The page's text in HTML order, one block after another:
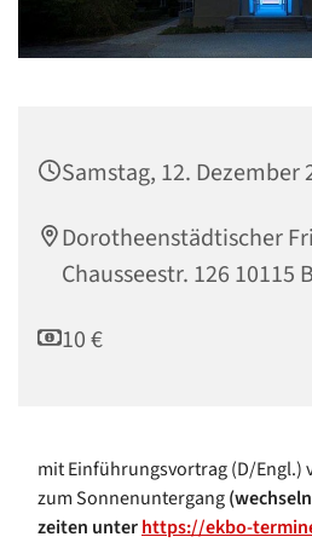
Samstag, 12. Dezember
Dorotheenstädtischer
Chausseestr. 126 10115
10 €
mit Einführungsvortrag (D/Engl.)
zum Sonnenuntergang
zeiten unterhttps://ekbo-